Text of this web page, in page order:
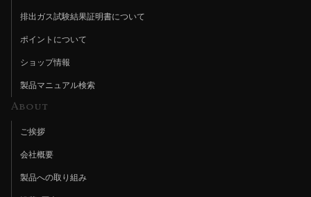
排出ガス試験結果証明書について
ポイントについて
ショップ情報
製品マニュアル検索
About
ご挨拶
会社概要
製品への取り組み